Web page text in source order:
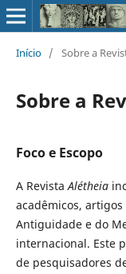
Início / Sobre a
Sobre a
Foco e Escopo
A RevistaAlétheia
acadêmicos,
Antiguidade e do
internacional. Este
de pesquisadores